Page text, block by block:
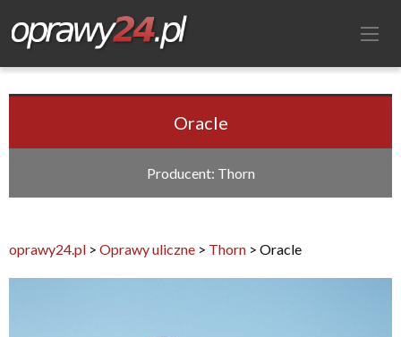
Oracle
Producent: Thorn
oprawy24.pl > Oprawy uliczne > Thorn > Oracle